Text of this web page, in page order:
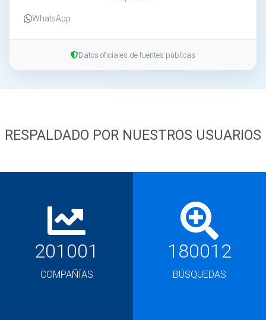
WhatsApp
Datos oficiales de fuentes públicas
RESPALDADO POR NUESTROS USUARIOS
201001
COMPAÑÍAS
180012
BÚSQUEDAS